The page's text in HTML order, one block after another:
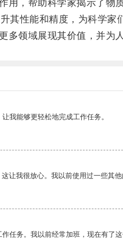
，帮助科学家揭示了物质
性能和精度，为科学家
领域展现其价值，并为人
我能够更轻松地完成工作任务。
让我很放心。我以前使用过一些其
任务。我以前经常加班，现在有了